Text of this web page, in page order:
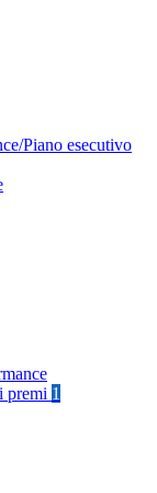
Piano esecutivo
premi 1